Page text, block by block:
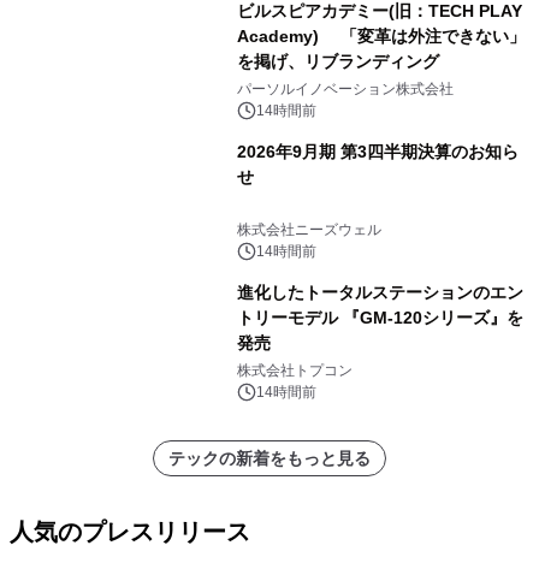
ビルスピアカデミー(旧：TECH PLAY
Academy) 「変革は外注できない」
を掲げ、リブランディング
パーソルイノベーション株式会社
14時間前
2026年9月期 第3四半期決算のお知ら
せ
株式会社ニーズウェル
14時間前
進化したトータルステーションのエン
トリーモデル 『GM-120シリーズ』を
発売
株式会社トプコン
14時間前
テックの新着をもっと見る
人気のプレスリリース